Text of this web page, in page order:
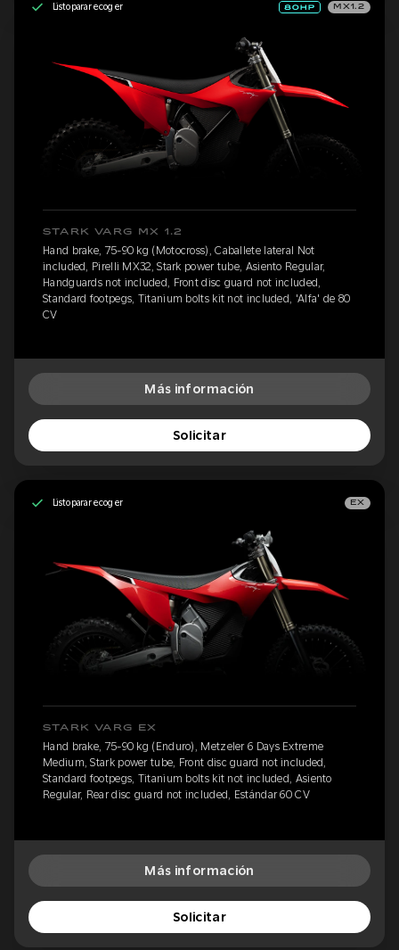
Listo para recoger MX1.2
STARK VARG MX 1.2
Hand brake, 75-90 kg (Motocross), Caballete lateral Not
included, Pirelli MX32, Stark power tube, Asiento Regular,
Handguards not included, Front disc guard not included,
Standard footpegs, Titanium bolts kit not included, 'Alfa' de 80
CV
Más información
Solicitar
Listo para recoger EX
STARK VARG EX
Hand brake, 75-90 kg (Enduro), Metzeler 6 Days Extreme
Medium, Stark power tube, Front disc guard not included,
Standard footpegs, Titanium bolts kit not included, Asiento
Regular, Rear disc guard not included, Estándar 60 CV
Más información
Solicitar